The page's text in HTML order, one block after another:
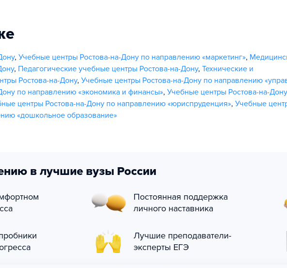
, Учебные центры Ростова-на-Дону по направлению «маркетинг»,
, Педагогические учебные центры Ростова-на-Дону, Технические и
Ростова-на-Дону, Учебные центры Ростова-на-Дону по направлению
по направлению «экономика и финансы», Учебные центры Ростова-на-
центры Ростова-на-Дону по направлению «юриспруденция», Учебные
«дошкольное образование»
в лучшие вузы России
Постоянная поддержка
личного наставника
Лучшие преподаватели-
эксперты ЕГЭ